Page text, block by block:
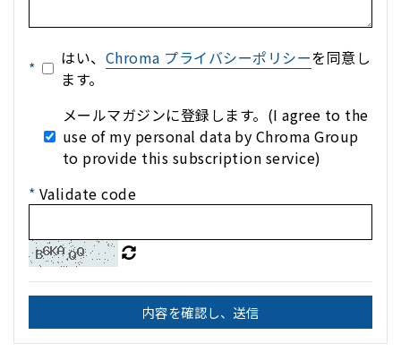
* はい、 Chroma プライバシーポリシーを同意し
ます。
メールマガジンに登録します。(I agree to the
use of my personal data by Chroma Group
to provide this subscription service)
* Validate code
内容を確認し、送信